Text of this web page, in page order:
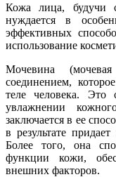
Кожа лица, будучи
нуждается в
эффективных
использование
Мочевина
соединением,
теле человека. Это
увлажнении
заключается в ее
в результате
Более того, она
функции кожи,
внешних факторов.